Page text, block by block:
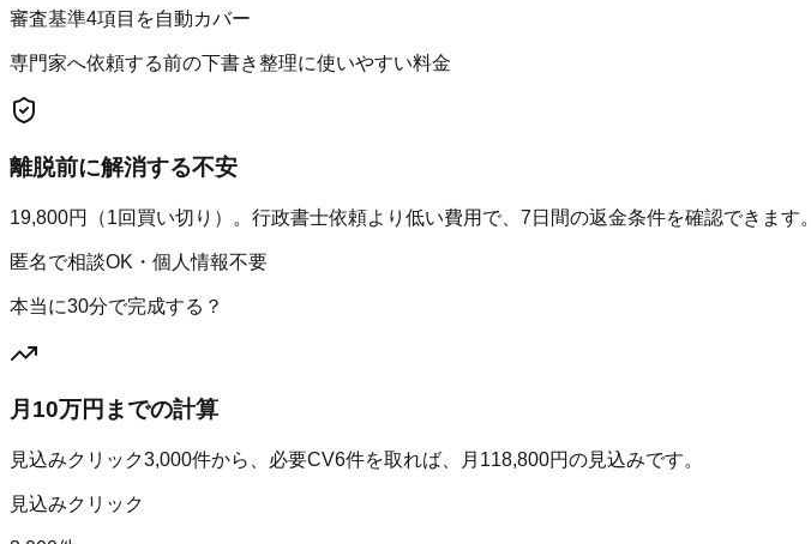
審査基準4項目を自動カバー
専門家へ依頼する前の下書き整理に使いやすい料金
離脱前に解消する不安
19,800円（1回買い切り）。行政書士依頼より低い費用で、7日間の返金条件を確認できます。
匿名で相談OK・個人情報不要
本当に30分で完成する？
月10万円までの計算
見込みクリック3,000件から、必要CV6件を取れば、月 118,800円の見込みです。
見込みクリック